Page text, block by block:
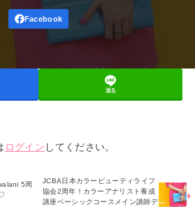
送る
ログイン してください。
5周
JCBA日本カラービューティライフ
協会2周年！カラーアナリスト養成
講座ベーシックコースメイン講師デ